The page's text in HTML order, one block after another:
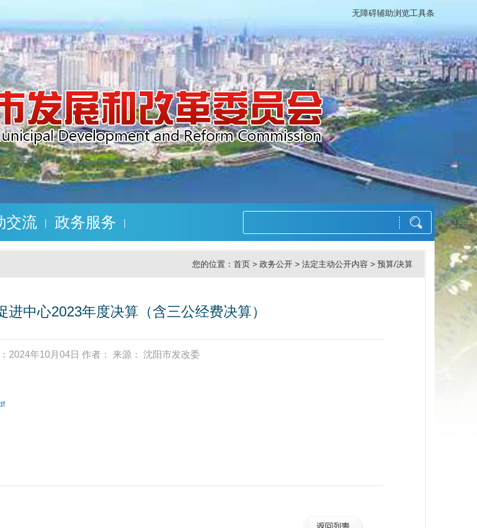
无障碍辅助浏览工具条
交流 政务服务
您的位置： 首页 > 政务公开 > 法定主动公开内容 > 预算/决算
进中心2023年度决算（含三公经费决算）
2024年10月04日 作者： 来源： 沈阳市发改委